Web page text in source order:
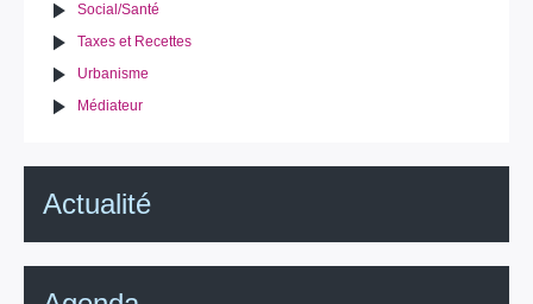
Social/Santé
Taxes et Recettes
Urbanisme
Médiateur
Actualité